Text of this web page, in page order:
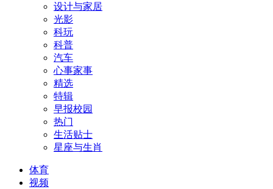
设计与家居
光影
科玩
科普
汽车
心事家事
精选
特辑
早报校园
热门
生活贴士
星座与生肖
体育
视频